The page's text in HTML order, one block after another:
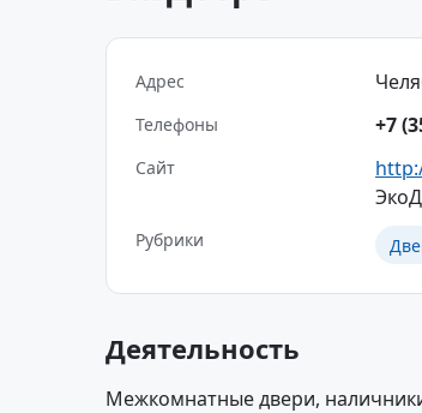
Адрес
Телефоны +7
Сайт
Рубрики
Деятельность
Межкомнатные двери,